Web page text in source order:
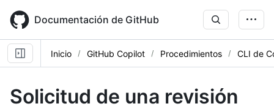
main
content
Documentación de GitHub
Inicio GitHub Copilot Procedimientos CLI de
Solicitud de una revisión